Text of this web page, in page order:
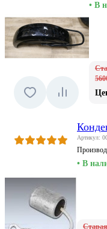
• В
Артикул:
• В